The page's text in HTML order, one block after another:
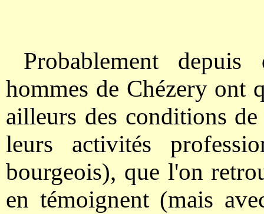
Probablement
hommes de Chézery ont
ailleurs des conditions
leurs activités
bourgeois), que l'on
en témoignent (mais